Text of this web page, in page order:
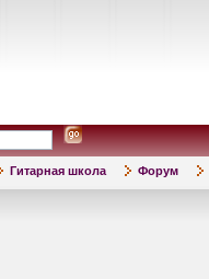
Гитарная школа Форум